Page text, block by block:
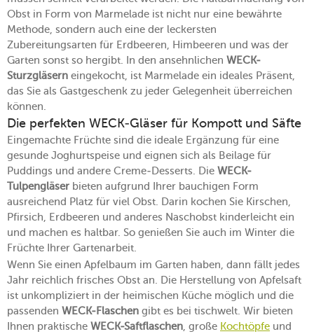
Obst in Form von Marmelade ist nicht nur eine bewährte
Methode, sondern auch eine der leckersten
Zubereitungsarten für Erdbeeren, Himbeeren und was der
Garten sonst so hergibt. In den ansehnlichen WECK-
Sturzgläsern eingekocht, ist Marmelade ein ideales Präsent,
das Sie als Gastgeschenk zu jeder Gelegenheit überreichen
können.
Die perfekten WECK-Gläser für Kompott und Säfte
Eingemachte Früchte sind die ideale Ergänzung für eine
gesunde Joghurtspeise und eignen sich als Beilage für
Puddings und andere Creme-Desserts. Die WECK-
Tulpengläser bieten aufgrund Ihrer bauchigen Form
ausreichend Platz für viel Obst. Darin kochen Sie Kirschen,
Pfirsich, Erdbeeren und anderes Naschobst kinderleicht ein
und machen es haltbar. So genießen Sie auch im Winter die
Früchte Ihrer Gartenarbeit.
Wenn Sie einen Apfelbaum im Garten haben, dann fällt jedes
Jahr reichlich frisches Obst an. Die Herstellung von Apfelsaft
ist unkompliziert in der heimischen Küche möglich und die
passenden WECK-Flaschen gibt es bei tischwelt. Wir bieten
Ihnen praktische WECK-Saftflaschen, große Kochtöpfe und